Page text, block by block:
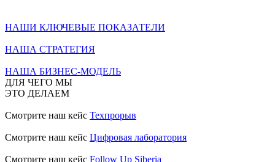
НАШИ КЛЮЧЕВЫЕ ПОКАЗАТЕЛИ
НАША СТРАТЕГИЯ
НАША БИЗНЕС-МОДЕЛЬ
ДЛЯ ЧЕГО МЫ
ЭТО ДЕЛАЕМ
Смотрите наш кейс Техпрорыв
Смотрите наш кейс Цифровая лаборатория
Смотрите наш кейс Follow Up Siberia